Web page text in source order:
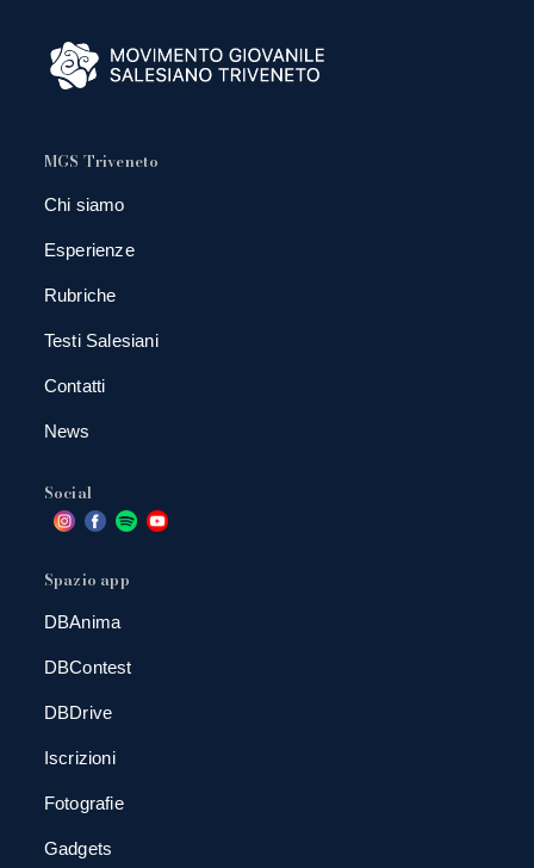
MGS Triveneto
Chi siamo
Esperienze
Rubriche
Testi Salesiani
Contatti
News
Social
Spazio app
DBAnima
DBContest
DBDrive
Iscrizioni
Fotografie
Gadgets